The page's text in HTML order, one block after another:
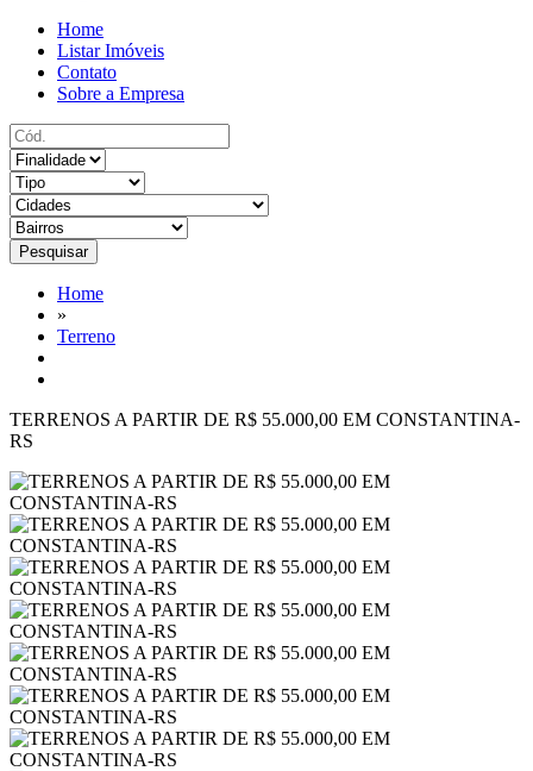
Home
Listar Imóveis
Contato
Sobre a Empresa
Home
»
Terreno
TERRENOS A PARTIR DE R$ 55.000,00 EM CONSTANTINA-
RS